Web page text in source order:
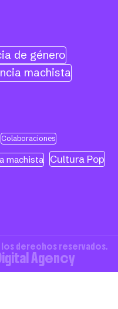
de género
machista
Colaboraciones
machista Cultura Pop
derechos reservados.
Agency